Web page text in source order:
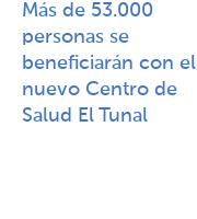
Más de 53.000
personas se
beneficiarán con el
nuevo Centro de
Salud El Tunal